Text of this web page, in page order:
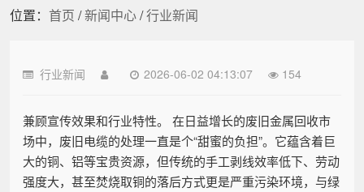
位置： 首页 /新闻中心/行业新闻
行业新闻 2026-06-02 04:13:07 154
兼顾宣传效果和行业特性。 在日益增长的废旧金属回收市
场中，废旧电缆的处理一直是个“甜蜜的负担”。它蕴含着巨
大的铜、铝等宝贵资源，但传统的手工剥线效率低下、劳动
强度大，甚至焚烧取铜的落后方式更是严重污染环境，与绿